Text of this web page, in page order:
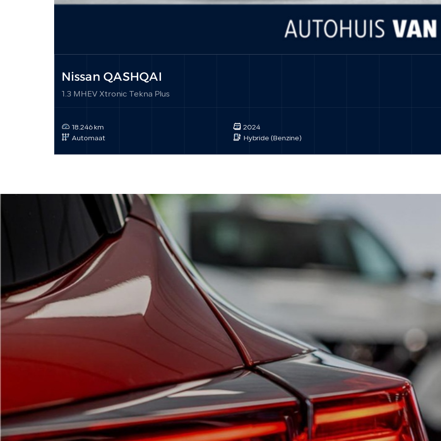
Nissan QASHQAI
1.3 MHEV Xtronic Tekna Plus
18.246 km
2024
Automaat
Hybride (Benzine)